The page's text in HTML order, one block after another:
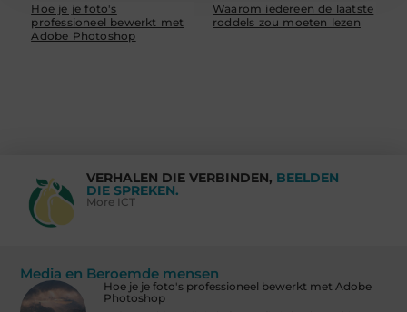
Hoe je je foto's
professioneel bewerkt met
Adobe Photoshop
Waarom iedereen de laatste
roddels zou moeten lezen
VERHALEN DIE VERBINDEN, BEELDEN
DIE SPREKEN.
More ICT
Media en Beroemde mensen
Hoe je je foto's professioneel bewerkt met Adobe
Photoshop